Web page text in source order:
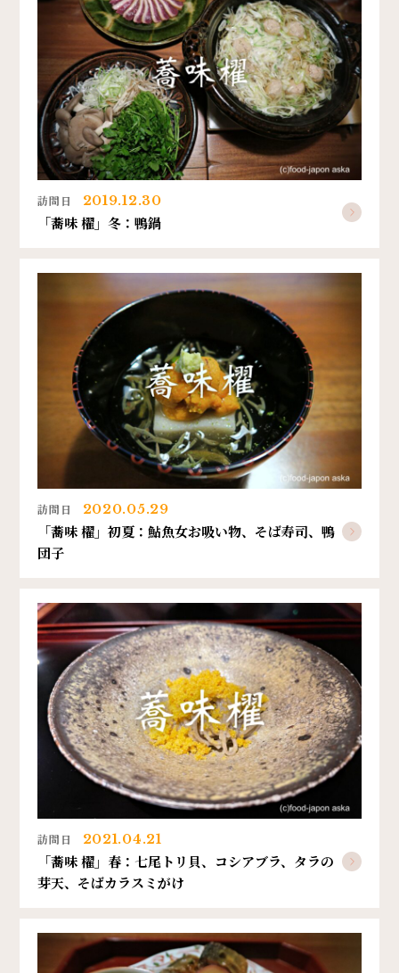
訪問日 2019.12.30
「蕎味 櫂」冬：鴨鍋
訪問日 2020.05.29
「蕎味 櫂」初夏：鮎魚女お吸い物、そば寿司、鴨
団子
訪問日 2021.04.21
「蕎味 櫂」春：七尾トリ貝、コシアブラ、タラの
芽天、そばカラスミがけ